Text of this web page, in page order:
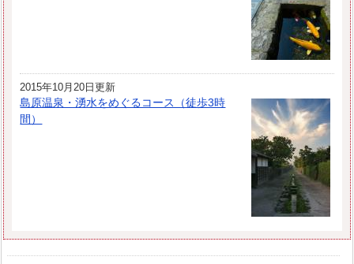
2015年10月20日更新
島原温泉・湧水をめぐるコース（徒歩3時
間）